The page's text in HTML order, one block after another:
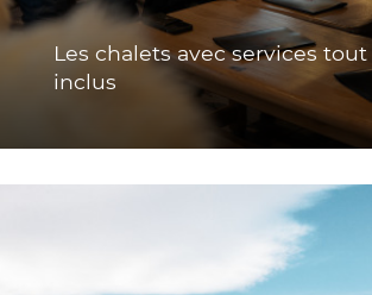
Les chalets avec services tout
inclus